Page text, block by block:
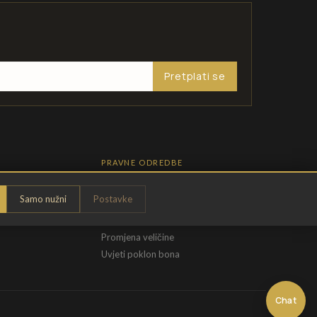
Chat
Samo nužni Postavke
Pretplati se
PRAVNE ODREDBE
Pravila privatnosti
Opći uvjeti
Promjena veličine
Uvjeti poklon bona